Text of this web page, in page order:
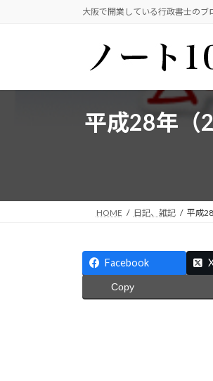
へ
ョ
大阪で開業している行政書士のブ
平成28年（
HOME 日記、雑記 平成
Facebook
Copy